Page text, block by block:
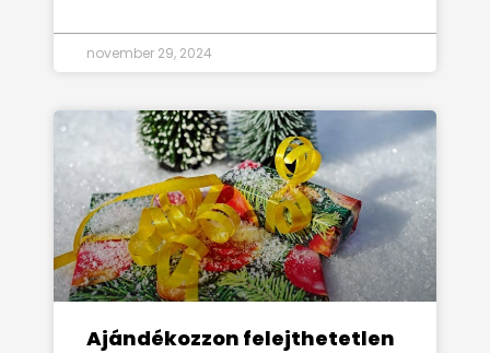
november 29, 2024
Ajándékozzon felejthetetlen